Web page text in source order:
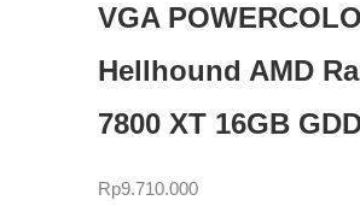
VGA
Hellhound AMD
7800 XT 16GB
Rp9.710.000